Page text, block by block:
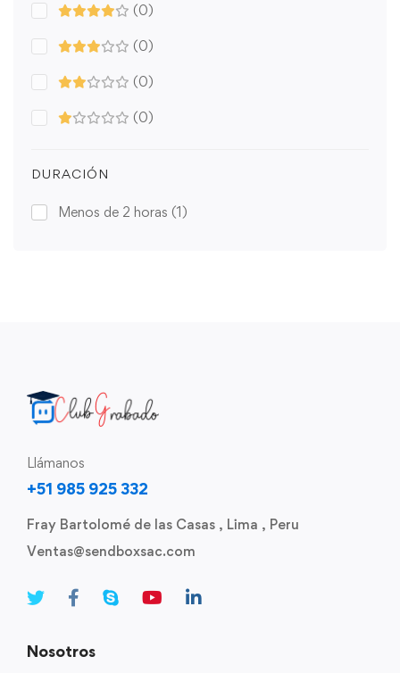
(0)
(0)
(0)
(0)
DURACIÓN
Menos de 2 horas (1)
Llámanos
+51 985 925 332
Fray Bartolomé de las Casas , Lima , Peru
Ventas@sendboxsac.com
Nosotros